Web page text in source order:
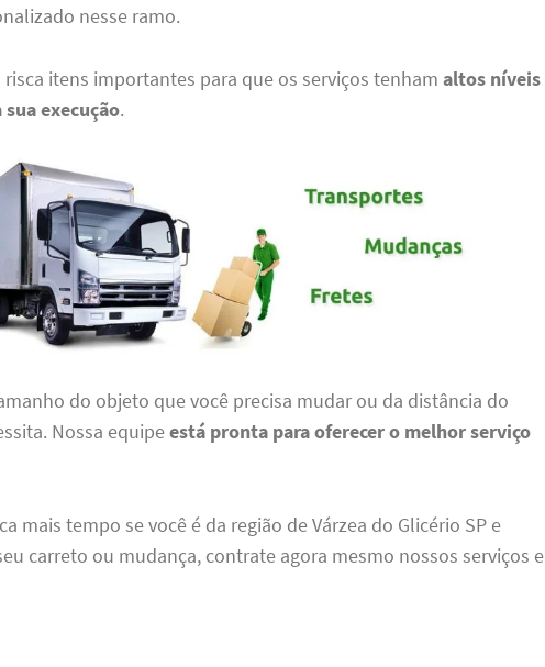
nesse ramo.
risca itens importantes para que os serviços tenhamaltos níveis
execução.
do objeto que você precisa mudar ou da distância do
Nossa equipeestá pronta para oferecer o melhor serviço
mais tempo se você é da região de Várzea do Glicério SP e
carreto ou mudança, contrate agora mesmo nossos serviços e